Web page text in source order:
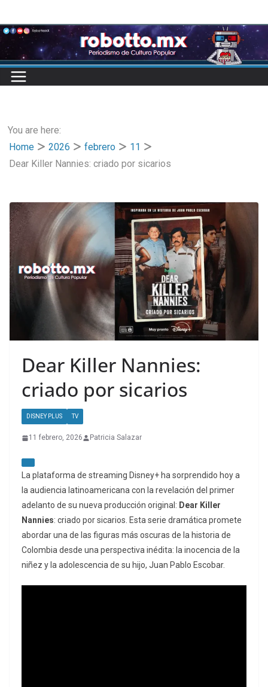
to
content
You are here:
Home
2026 febrero
11
Dear Killer Nannies: criado por sicarios
Dear Killer Nannies:
criado por sicarios
DISNEY PLUS TV
11 febrero, 2026 Patricia Salazar
La plataforma de streaming Disney+ ha sorprendido hoy a
la audiencia latinoamericana con la revelación del primer
adelanto de su nueva producción original: Dear Killer
Nannies: criado por sicarios. Esta serie dramática promete
abordar una de las figuras más oscuras de la historia de
Colombia desde una perspectiva inédita: la inocencia de la
niñez y la adolescencia de su hijo, Juan Pablo Escobar.